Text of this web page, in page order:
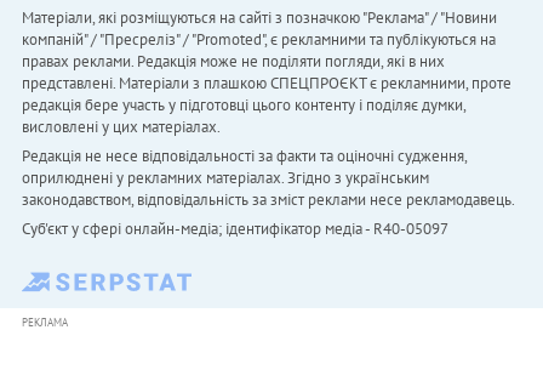
Матеріали, які розміщуються на сайті з позначкою "Реклама" / "Новини
компаній" / "Пресреліз" / "Promoted", є рекламними та публікуються на
правах реклами. Редакція може не поділяти погляди, які в них
представлені. Матеріали з плашкою СПЕЦПРОЄКТ є рекламними, проте
редакція бере участь у підготовці цього контенту і поділяє думки,
висловлені у цих матеріалах.
Редакція не несе відповідальності за факти та оціночні судження,
оприлюднені у рекламних матеріалах. Згідно з українським
законодавством, відповідальність за зміст реклами несе рекламодавець.
Cуб'єкт у сфері онлайн-медіа; ідентифікатор медіа - R40-05097
РЕКЛАМА